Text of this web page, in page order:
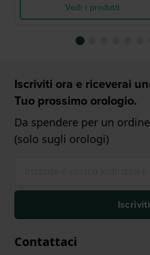
Vedi i prodotti
Iscriviti ora e riceverai
Tuo prossimo orologio.
Da spendere per un
(solo sugli orologi)
Iscriviti
Contattaci